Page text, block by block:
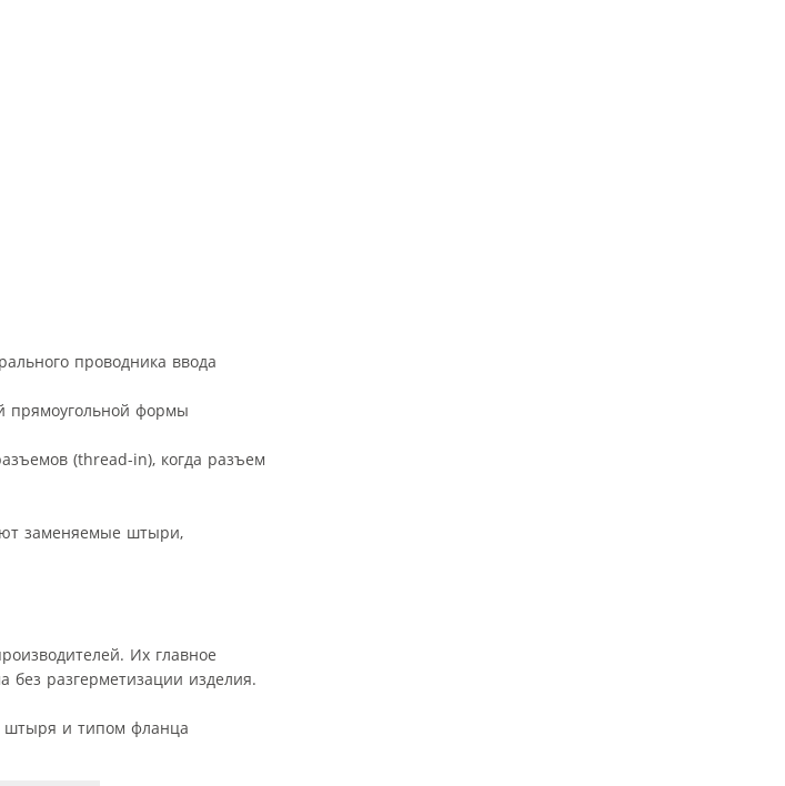
проводника ввода
прямоугольной формы
(thread-in), когда разъем
заменяемые штыри,
Их главное
разгерметизации изделия.
штыря и типом фланца